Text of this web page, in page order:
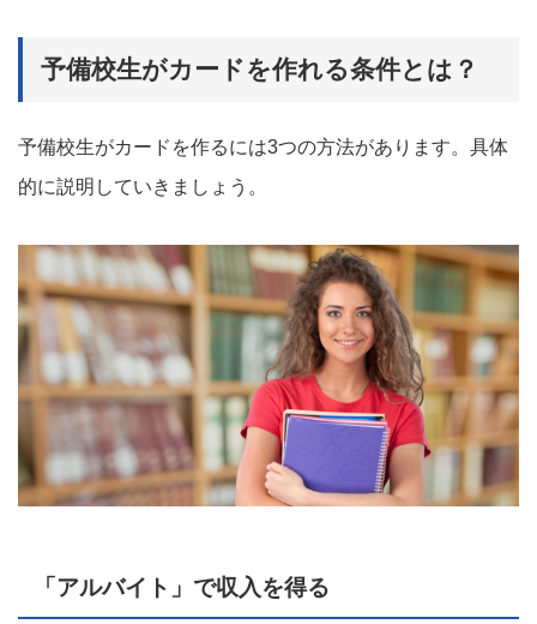
予備校生がカードを作れる条件とは？
予備校生がカードを作るには3つの方法があります。具体
的に説明していきましょう。
「アルバイト」で収入を得る